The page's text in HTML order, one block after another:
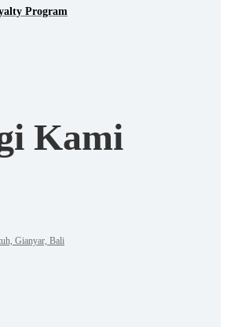
Program
Kami
Gianyar, Bali